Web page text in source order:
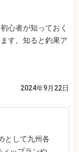
心者が知っておく
す。知ると釣果ア
2024年9月22日
として九州各